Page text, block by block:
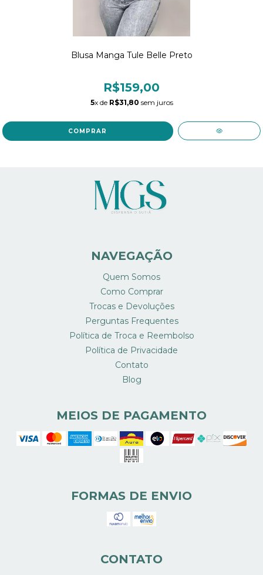
Blusa Manga Tule Belle Preto
R$159,00
5x de R$31,80 sem juros
COMPRAR
NAVEGAÇÃO
Quem Somos
Como Comprar
Trocas e Devoluções
Perguntas Frequentes
Política de Troca e Reembolso
Política de Privacidade
Contato
Blog
MEIOS DE PAGAMENTO
FORMAS DE ENVIO
CONTATO